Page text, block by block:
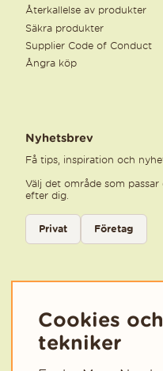
Återkallelse av produkter
Säkra produkter
Supplier Code of Conduct
Ångra köp
Nyhetsbrev
Få tips, inspiration och
Välj det område som
efter dig.
Välj kategori för nyhetsbrev
Privat
Företag
Cookies
tekniker